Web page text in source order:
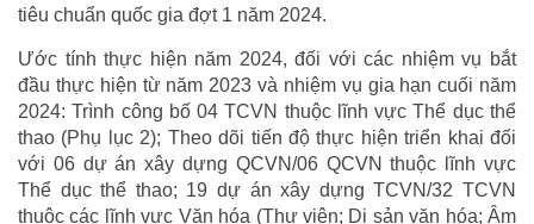
tiêu chuẩn quốc gia đợt 1 năm 2024.
Ước tính thực hiện năm 2024, đối với các nhiệm vụ bắt
đầu thực hiện từ năm 2023 và nhiệm vụ gia hạn cuối năm
2024: Trình công bố 04 TCVN thuộc lĩnh vực Thể dục thể
thao (Phụ lục 2); Theo dõi tiến độ thực hiện triển khai đối
với 06 dự án xây dựng QCVN/06 QCVN thuộc lĩnh vực
Thể dục thể thao; 19 dự án xây dựng TCVN/32 TCVN
thuộc các lĩnh vực Văn hóa (Thư viện; Di sản văn hóa; Âm